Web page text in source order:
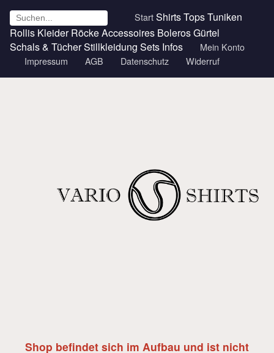
StartShirtsTopsTuniken
Rollis Kleider RöckeAccessoires BolerosGürtel
Schals & TücherStillkleidung Sets Infos
Mein Konto
Impressum
AGB Datenschutz Widerruf
Shop befindet sich im Aufbau und ist nicht